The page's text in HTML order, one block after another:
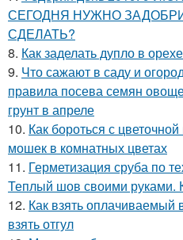
СЕГОДНЯ НУЖНО
СДЕЛАТЬ?
8. Как заделать дупло в
9. Что сажают в саду и
правила посева семян
грунт в апреле
10. Как бороться с
мошек в комнатных цветах
11. Герметизация сруба по
Теплый шов своими руками.
12. Как взять
взять отгул